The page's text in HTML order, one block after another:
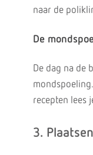
naar de
De
De dag na de
recepten lees
3.